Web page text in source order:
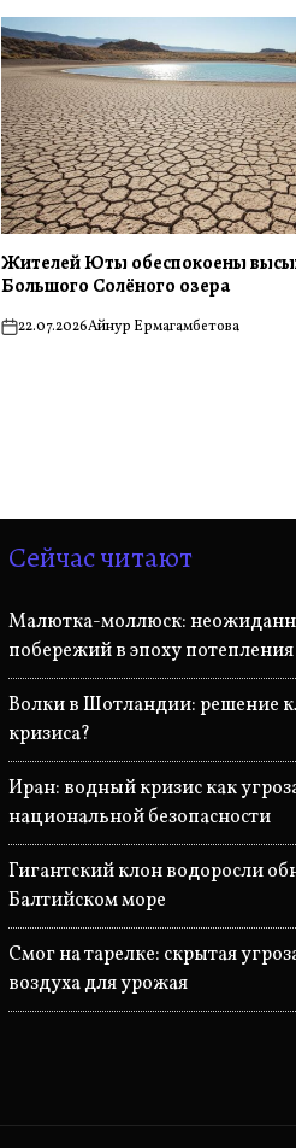
Жителей Юты обеспокоены
Большого Солёного озера
on22.07.2026Айнур Ермагамбетова
Сейчас читают
Малютка-моллюск:
побережий в эпоху потепления
Волки в Шотландии: решение
кризиса?
Иран: водный кризис как
национальной безопасности
Гигантский клон водоросли
Балтийском море
Смог на тарелке: скрытая
воздуха для урожая